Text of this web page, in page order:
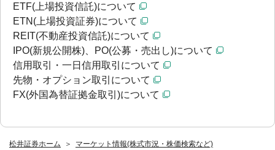
松井証券ホーム
マーケット情報(株式市況・株価検索など)
ETF(上場投資信託)について
ETN(上場投資証券)について
REIT(不動産投資信託)について
IPO(新規公開株)、PO(公募・売出し)について
信用取引・一日信用取引について
先物・オプション取引について
FX(外国為替証拠金取引)について